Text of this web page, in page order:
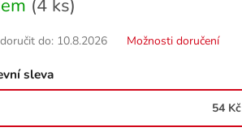
(4 ks)
do: 10.8.2026 Možnosti doručení
sleva
54 Kč